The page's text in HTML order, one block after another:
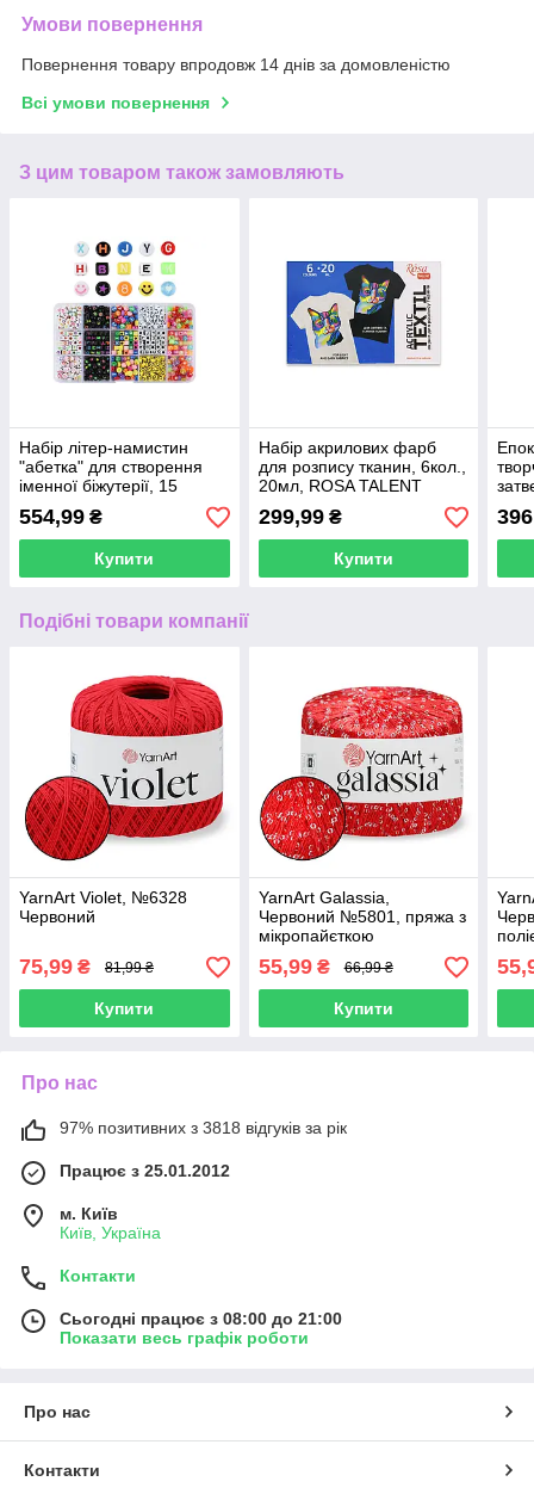
Умови повернення
Повернення товару впродовж 14 днів за домовленістю
Всі умови повернення
З цим товаром також замовляють
Набір літер-намистин
"абетка" для створення
іменної біжутерії, 15
осередків
554,99 ₴
Купити
Набір акрилових фарб
для розпису тканин, 6кол.,
20мл, ROSA TALENT
299,99₴
Купити
(1:1)
Подібні товари компанії
YarnArt Violet, №6328
Червоний
75,99 ₴ 81,99 ₴
Купити
YarnArt Galassia,
Червоний №5801, пряжа з
мікропайєткою
55,99₴ 66,99 ₴
Купити
Про нас
97% позитивних з 3818 відгуків за рік
Працює з 25.01.2012
м. Київ
Київ, Україна
Контакти
Сьогодні працює з 08:00 до 21:00
Показати весь графік роботи
Про нас
Контакти